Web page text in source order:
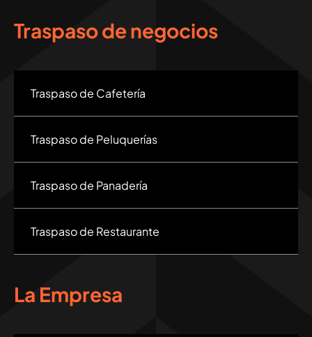
Traspaso de negocios
Traspaso de Cafetería
Traspaso de Peluquerías
Traspaso de Panadería
Traspaso de Restaurante
La Empresa